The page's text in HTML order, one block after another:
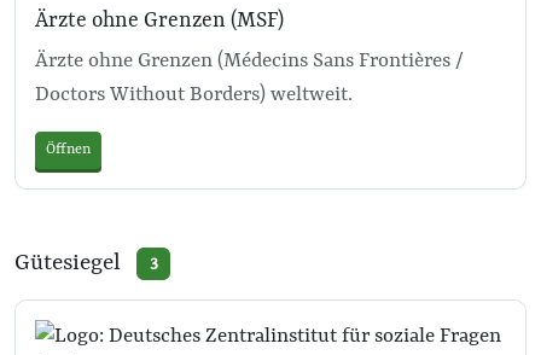
Ärzte ohne Grenzen (MSF)
Ärzte ohne Grenzen (Médecins Sans Frontières /
Doctors Without Borders) weltweit.
Öffnen
Gütesiegel 3